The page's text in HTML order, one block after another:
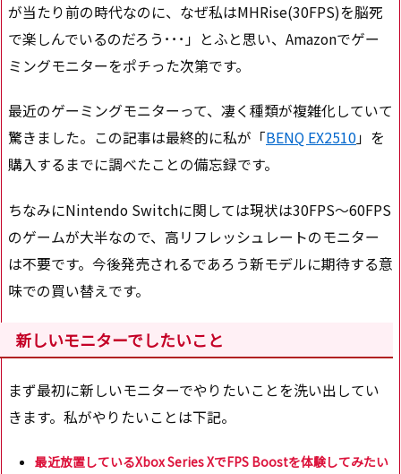
が当たり前の時代なのに、なぜ私はMHRise(30FPS)を脳死
で楽しんでいるのだろう･･･」とふと思い、Amazonでゲー
ミングモニターをポチった次第です。
最近のゲーミングモニターって、凄く種類が複雑化していて
驚きました。この記事は最終的に私が「BENQ EX2510」を
購入するまでに調べたことの備忘録です。
ちなみにNintendo Switchに関しては現状は30FPS～60FPS
のゲームが大半なので、高リフレッシュレートのモニター
は不要です。今後発売されるであろう新モデルに期待する意
味での買い替えです。
新しいモニターでしたいこと
まず最初に新しいモニターでやりたいことを洗い出してい
きます。私がやりたいことは下記。
最近放置しているXbox Series XでFPS Boostを体験してみたい